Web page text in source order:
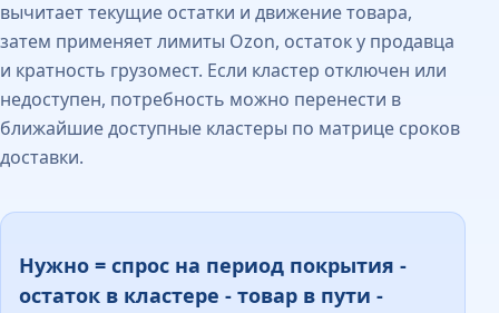
вычитает текущие остатки и движение товара,
затем применяет лимиты Ozon, остаток у продавца
и кратность грузомест. Если кластер отключен или
недоступен, потребность можно перенести в
ближайшие доступные кластеры по матрице сроков
доставки.
Нужно = спрос на период покрытия -
остаток в кластере - товар в пути -